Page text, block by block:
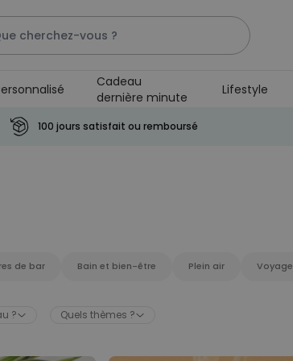
Spritz Aperol Personnalise
Personnalisable
19,99 CHF
Cadeau
dernière minute
Lifestyle
100 jours satisfait ou remboursé
de bar Bain et bien-être Plein air Voyage
? Quels thèmes ?